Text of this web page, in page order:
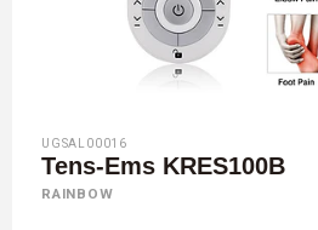
UGSAL00016
Tens-Ems KRES100B
RAINBOW